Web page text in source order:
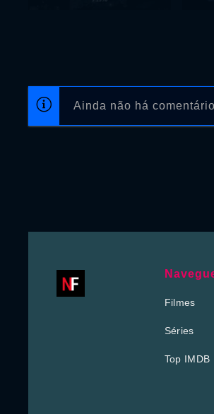
Ainda não há
Filmes
Séries
Top IMDB